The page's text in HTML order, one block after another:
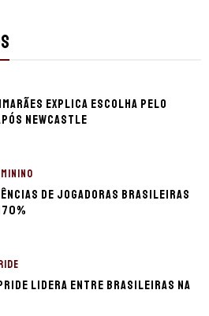
explica escolha pelo
Newcastle
de jogadoras brasileiras
lidera entre brasileiras na